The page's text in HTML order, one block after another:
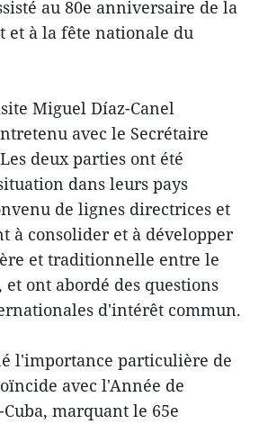
au 80e anniversaire de la
et à la fête nationale du
Miguel Díaz-Canel
avec le Secrétaire
deux parties ont été
dans leurs pays
de lignes directrices et
à consolider et à développer
et traditionnelle entre le
et ont abordé des questions
d'intérêt commun.
l'importance particulière de
avec l'Année de
marquant le 65e